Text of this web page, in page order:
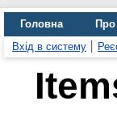
Головна Про
Вхід в систему